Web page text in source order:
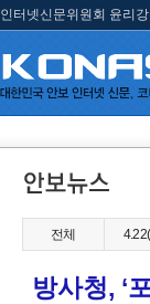
인터넷신문위원회 윤리
전체
방사청, ‘